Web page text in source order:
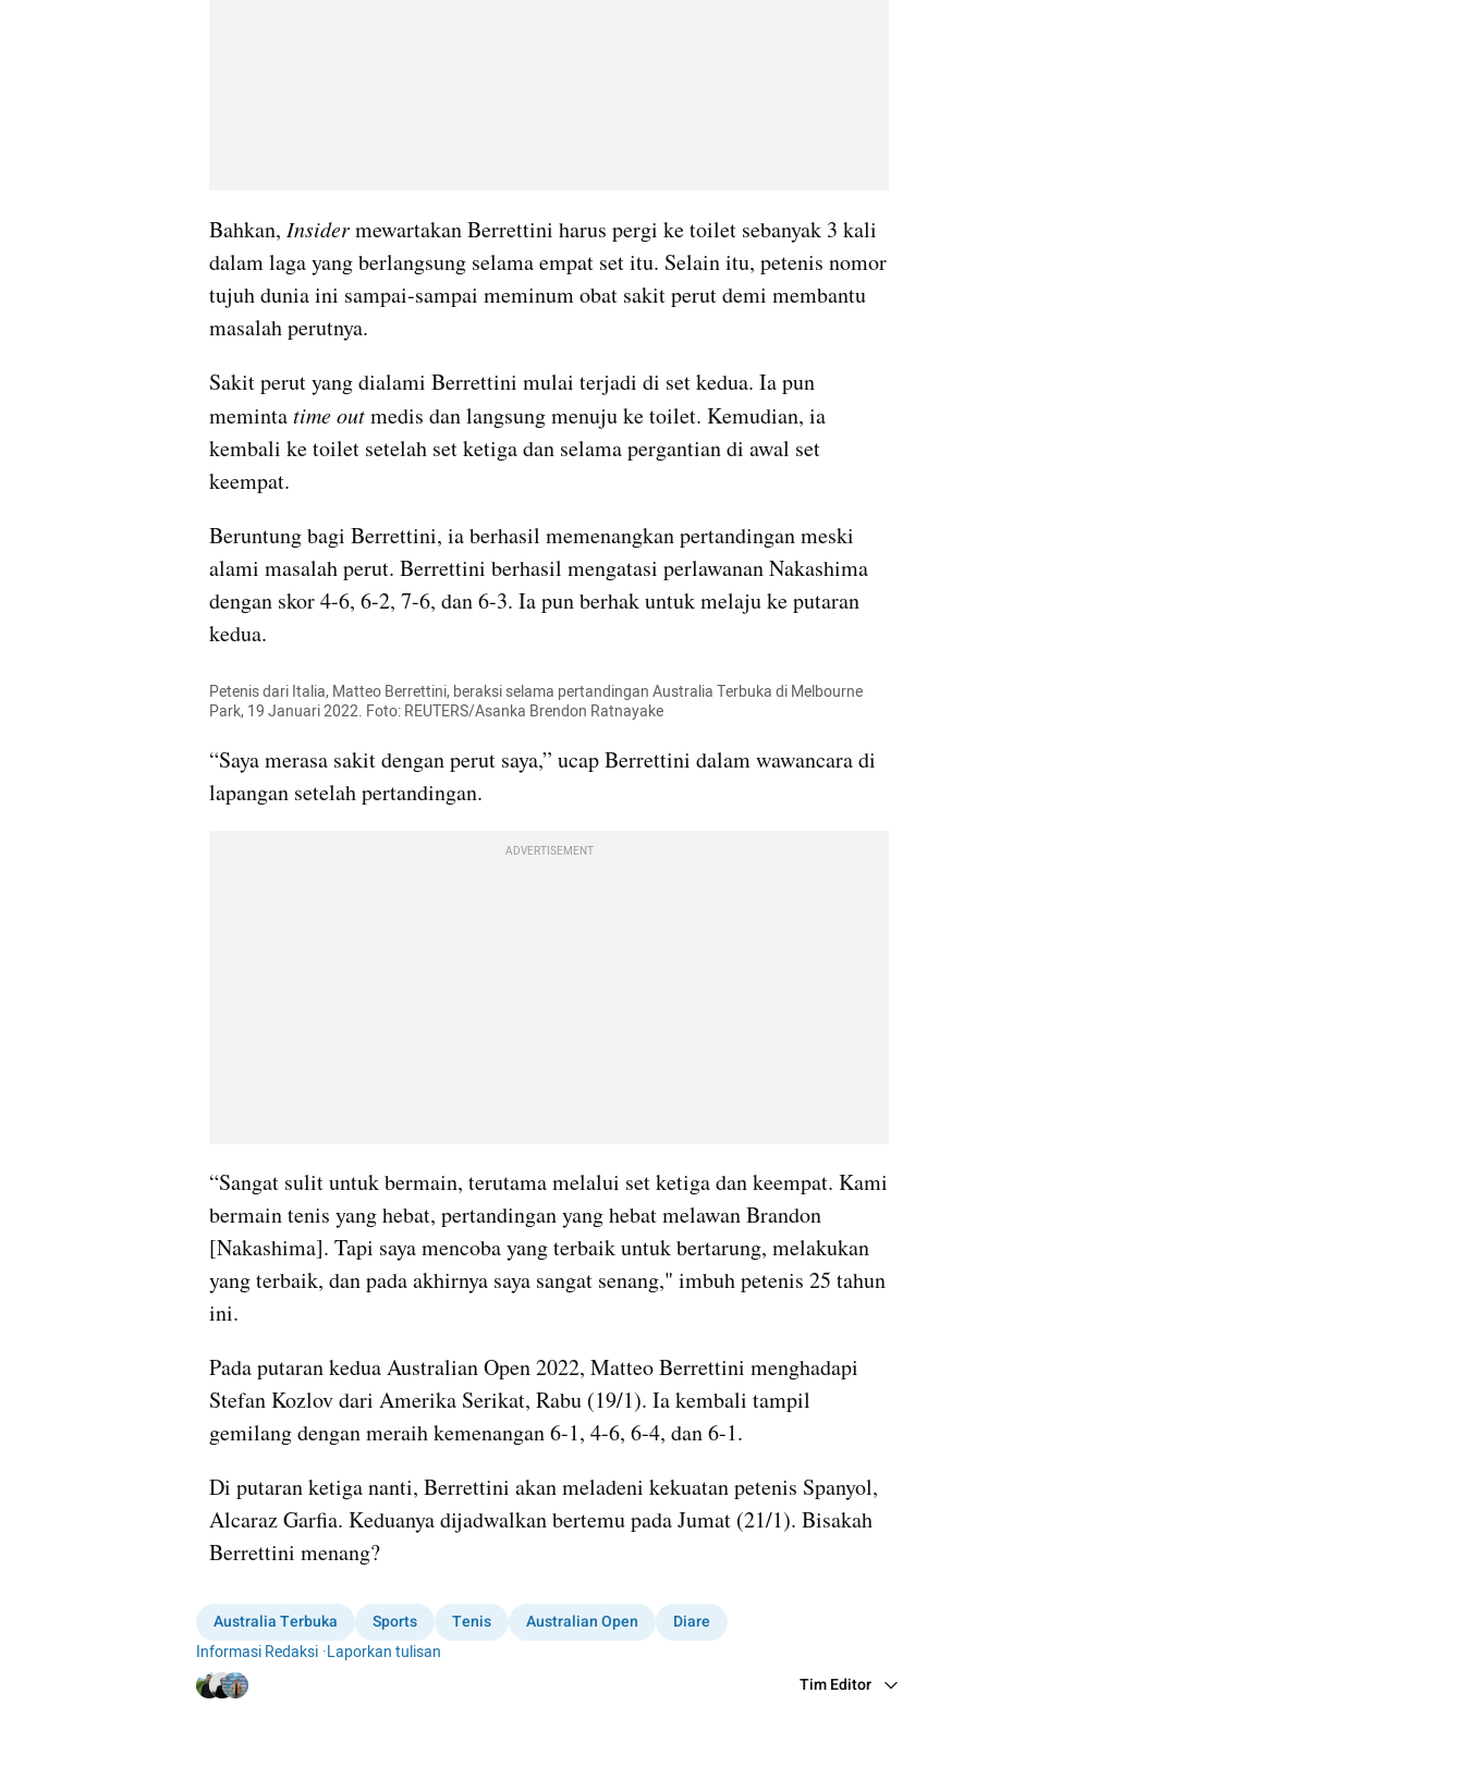
Bahkan, Insider mewartakan Berrettini harus pergi ke toilet sebanyak 3 kali
dalam laga yang berlangsung selama empat set itu. Selain itu, petenis nomor
tujuh dunia ini sampai-sampai meminum obat sakit perut demi membantu
masalah perutnya.
Sakit perut yang dialami Berrettini mulai terjadi di set kedua. Ia pun
meminta time out medis dan langsung menuju ke toilet. Kemudian, ia
kembali ke toilet setelah set ketiga dan selama pergantian di awal set
keempat.
Beruntung bagi Berrettini, ia berhasil memenangkan pertandingan meski
alami masalah perut. Berrettini berhasil mengatasi perlawanan Nakashima
dengan skor 4-6, 6-2, 7-6, dan 6-3. Ia pun berhak untuk melaju ke putaran
kedua.
Petenis dari Italia, Matteo Berrettini, beraksi selama pertandingan Australia Terbuka di Melbourne
Park, 19 Januari 2022. Foto: REUTERS/Asanka Brendon Ratnayake
“Saya merasa sakit dengan perut saya,” ucap Berrettini dalam wawancara di
lapangan setelah pertandingan.
ADVERTISEMENT
“Sangat sulit untuk bermain, terutama melalui set ketiga dan keempat. Kami
bermain tenis yang hebat, pertandingan yang hebat melawan Brandon
[Nakashima]. Tapi saya mencoba yang terbaik untuk bertarung, melakukan
yang terbaik, dan pada akhirnya saya sangat senang," imbuh petenis 25 tahun
ini.
Pada putaran kedua Australian Open 2022, Matteo Berrettini menghadapi
Stefan Kozlov dari Amerika Serikat, Rabu (19/1). Ia kembali tampil
gemilang dengan meraih kemenangan 6-1, 4-6, 6-4, dan 6-1.
Di putaran ketiga nanti, Berrettini akan meladeni kekuatan petenis Spanyol,
Alcaraz Garfia. Keduanya dijadwalkan bertemu pada Jumat (21/1). Bisakah
Berrettini menang?
Australia Terbuka Sports Tenis Australian Open
Diare
Informasi Redaksi ·Laporkan tulisan
Tim Editor